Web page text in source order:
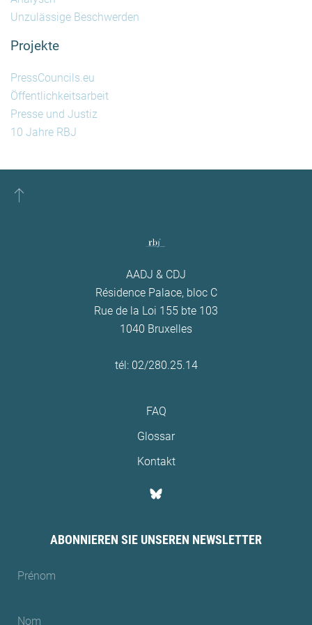
Unzulässige Beschwerden
Projekte
PressCouncils.eu
Öffentlichkeitsarbeit
Presse und Justiz
10 Jahre RBJ
AADJ & CDJ
Résidence Palace, bloc C
Rue de la Loi 155 bte 103
1040 Bruxelles
tél: 02/280.25.14
FAQ
Glossar
Kontakt
ABONNIEREN SIE UNSEREN NEWSLETTER